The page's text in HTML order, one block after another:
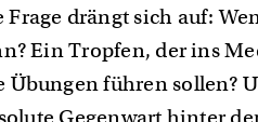
drängt sich auf:
Ein Tropfen, der ins
führen sollen?